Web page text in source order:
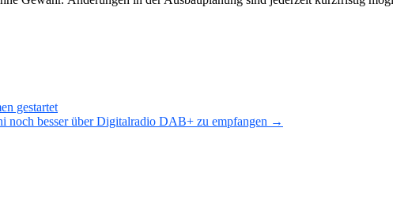
gestartet
noch besser über Digitalradio DAB+ zu empfangen →